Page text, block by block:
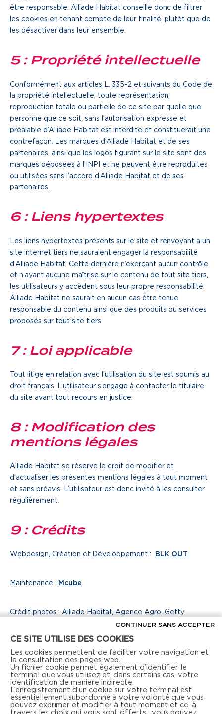
être responsable. Alliade Habitat conseille donc de filtrer
les cookies en tenant compte de leur finalité, plutôt que de
les désactiver dans leur ensemble.
5 : Propriété intellectuelle
Conformément aux articles L. 335-2 et suivants du Code de
la propriété intellectuelle, toute représentation,
reproduction totale ou partielle de ce site par quelle que
personne que ce soit, sans l’autorisation expresse et
préalable d’Alliade Habitat est interdite et constituerait une
contrefaçon. Les marques d’Alliade Habitat et de ses
partenaires, ainsi que les logos figurant sur le site sont des
marques déposées à l’INPI et ne peuvent être reproduites
ou utilisées sans l’accord d’Alliade Habitat et de ses
partenaires.
6 : Liens hypertextes
Les liens hypertextes présents sur le site et renvoyant à un
site internet tiers ne sauraient engager la responsabilité
d’Alliade Habitat. Cette dernière n’exerçant aucun contrôle
et n’ayant aucune maîtrise sur le contenu de tout site tiers,
les utilisateurs y accèdent sous leur propre responsabilité.
Alliade Habitat ne saurait en aucun cas être tenue
responsable du contenu ainsi que des produits ou services
proposés sur tout site tiers.
7 : Loi applicable
Tout litige en relation avec l’utilisation du site est soumis au
droit français. L’utilisateur s’engage à contacter le titulaire
du site avant tout recours en justice.
8 : Modification des
mentions légales
Alliade Habitat se réserve le droit de modifier et
d’actualiser les présentes mentions légales à tout moment
et sans préavis. L’utilisateur est donc invité à les consulter
régulièrement.
9 : Crédits
Webdesign, Création et Développement : BLK OUT
Maintenance : Mcube
Crédit photos : Alliade Habitat, Agence Agro, Getty
Images, Aline Périer, GL Events, Action Logement et ses
filiales.
CE SITE UTILISE DES COOKIES
Les cookies permettent de faciliter votre navigation et
la consultation des pages web.
Un fichier cookie permet également d’identifier le
terminal que vous utilisez et, dans certains cas, votre
identification de manière indirecte.
L’enregistrement d’un cookie sur votre terminal est
essentiellement subordonné à votre volonté que vous
pouvez exprimer et modifier à tout moment et ce, à
travers les choix qui vous sont offerts ; vous pouvez
CONTINUER SANS ACCEPTER